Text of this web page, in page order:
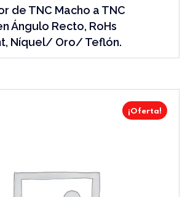
de TNC Macho a TNC
Ángulo Recto, RoHs
Níquel/ Oro/ Teflón.
¡Oferta!